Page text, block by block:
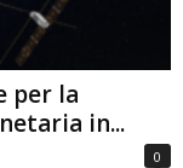
per la
in...
0